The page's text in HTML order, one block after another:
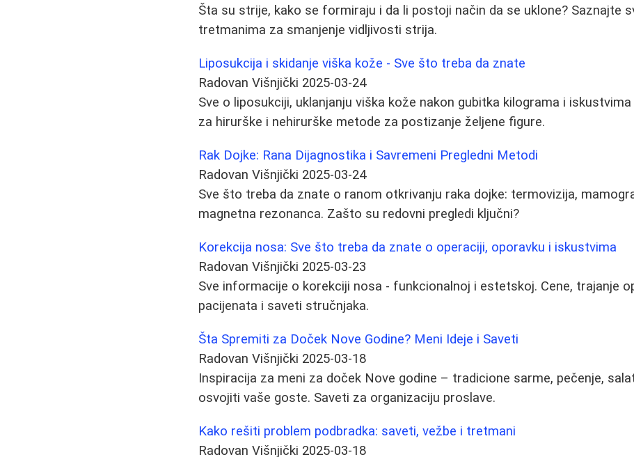
Šta su strije, kako se formiraju i da li postoji način da se uklone? Saznajte
tretmanima za smanjenje vidljivosti strija.
Liposukcija i skidanje viška kože - Sve što treba da znate
Radovan Višnjički 2025-03-24
Sve o liposukciji, uklanjanju viška kože nakon gubitka kilograma i
za hirurške i nehirurške metode za postizanje željene figure.
Rak Dojke: Rana Dijagnostika i Savremeni Pregledni Metodi
Radovan Višnjički 2025-03-24
Sve što treba da znate o ranom otkrivanju raka dojke: termovizija,
magnetna rezonanca. Zašto su redovni pregledi ključni?
Korekcija nosa: Sve što treba da znate o operaciji, oporavku i iskustvima
Radovan Višnjički 2025-03-23
Sve informacije o korekciji nosa - funkcionalnoj i estetskoj. Cene, trajanje
pacijenata i saveti stručnjaka.
Šta Spremiti za Doček Nove Godine? Meni Ideje i Saveti
Radovan Višnjički 2025-03-18
Inspiracija za meni za doček Nove godine – tradicione sarme, pečenje,
osvojiti vaše goste. Saveti za organizaciju proslave.
Kako rešiti problem podbradka: saveti, vežbe i tretmani
Radovan Višnjički 2025-03-18